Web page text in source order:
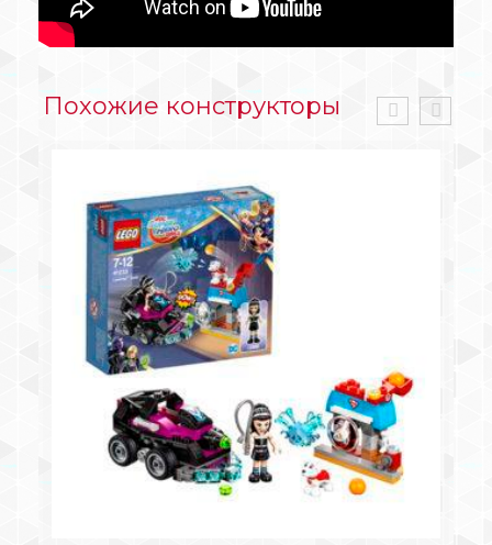
Похожие конструкторы